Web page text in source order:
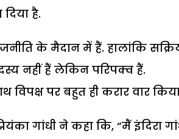
है.
के मैदान में हैं. हालांकि
नहीं हैं लेकिन परिपक्व हैं.
पर बहुत ही करार वार
गांधी ने कहा कि, “मैं इंदिरा